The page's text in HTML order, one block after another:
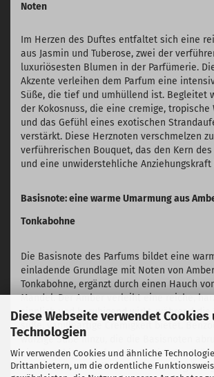
Diese Webseite verwendet Cookies
Technologien
Wir verwenden Cookies und ähnliche
Drittanbietern, um die ordentliche
Noten
Im Herzen des Duftes entfaltet sich eine
aus Jasmin und Tuberose, zwei der
luxuriösesten Blumen in der Parfümerie.
Akzente verleihen dem Parfum eine
Süße, die tief und umhüllend ist. Begleitet
der Kokosnuss, die eine cremige, tropische
und das Gefühl eines exotischen
verstärkt. Diese Herznoten verschmelzen
verführerischen Bouquet, das den Kern
und eine unwiderstehliche Anziehungskraft
Basisnote: eine warme Umarmung aus
Tonkabohne
Die Basisnote des Parfums bildet eine
einladende Grundlage mit Noten von
Tonkabohne, ergänzt durch einen Hauch
Mandel. Der Amber verleiht eine reiche,
sinnlich und beruhigend wirkt, während die
süße, vanilleartige Cremigkeit bietet.
würzige Süße hinzu, die die Basisnoten
eine beruhigende, fast meditative Qualität
Kombination schafft eine reiche,